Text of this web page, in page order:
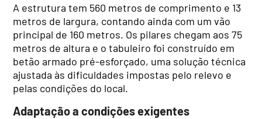
A estrutura tem 560 metros de comprimento e 13
metros de largura, contando ainda com um vão
principal de 160 metros. Os pilares chegam aos 75
metros de altura e o tabuleiro foi construído em
betão armado pré-esforçado, uma solução técnica
ajustada às dificuldades impostas pelo relevo e
pelas condições do local.
Adaptação a condições exigentes